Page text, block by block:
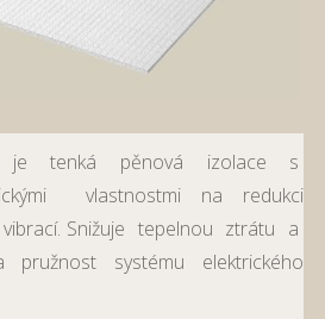
je tenká pěnová izolace s
vlastnostmi na redukci
vibrací. Snižuje tepelnou ztrátu a
pružnost systému elektrického